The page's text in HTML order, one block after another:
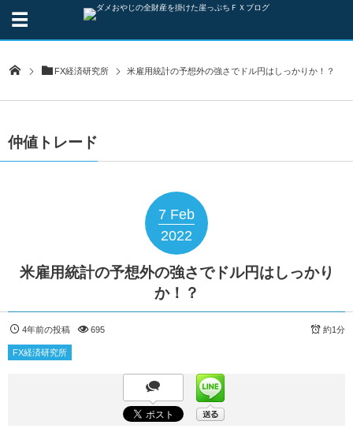
FX経済研究所 米雇用統計の予想外の強さでドル円はしっかりか！？
仲値トレード
7 Feb
2022
米雇用統計の予想外の強さでドル円はしっかり
か！？
4年前の投稿 695 約1分
FX経済研究所